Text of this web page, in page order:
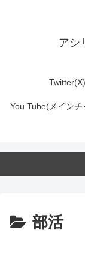
アシ
Twitter(X)
You Tube(メインチ
部活